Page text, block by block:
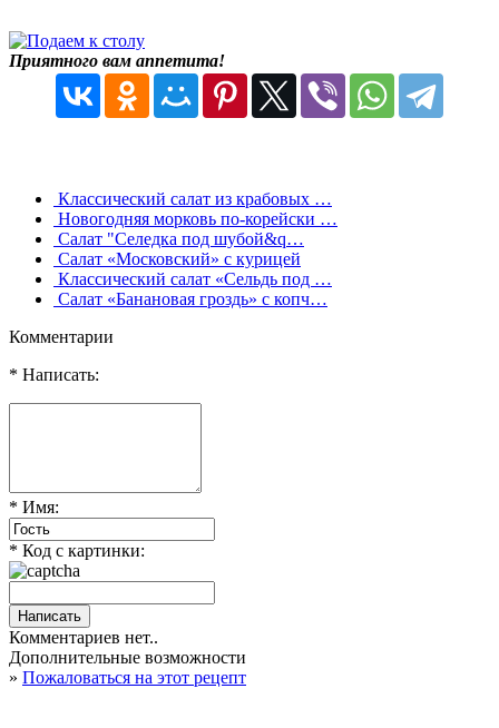
Приятного вам аппетита!
Классический салат из крабовых …
Новогодняя морковь по-корейски …
Салат "Селедка под шубой&q…
Салат «Московский» с курицей
Классический салат «Сельдь под …
Салат «Банановая гроздь» с копч…
Комментарии
* Написать:
* Имя:
* Код с картинки:
Комментариев нет..
Дополнительные возможности
» Пожаловаться на этот рецепт